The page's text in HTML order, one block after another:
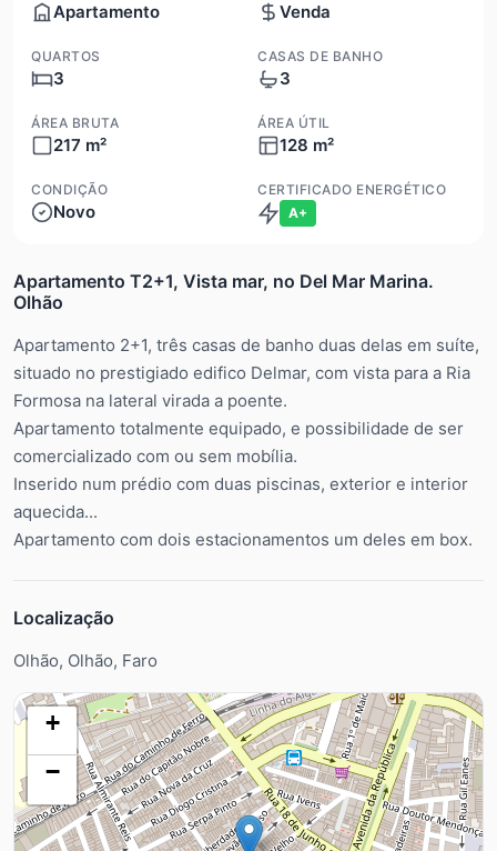
Apartamento Venda
QUARTOS
3
CASAS DE BANHO
3
ÁREA BRUTA
217 m²
ÁREA ÚTIL
128 m²
CONDIÇÃO
Novo
CERTIFICADO ENERGÉTICO
A+
Apartamento T2+1, Vista mar, no Del Mar Marina.
Olhão
Apartamento 2+1, três casas de banho duas delas em suíte,
situado no prestigiado edifico Delmar, com vista para a Ria
Formosa na lateral virada a poente.
Apartamento totalmente equipado, e possibilidade de ser
comercializado com ou sem mobília.
Inserido num prédio com duas piscinas, exterior e interior
aquecida...
Apartamento com dois estacionamentos um deles em box.
Localização
Olhão, Olhão, Faro
+
−